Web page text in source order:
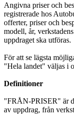
Angivna priser och
registrerade hos
offerter, priser och
modell, år,
uppdraget ska utföras.
För att se lägsta
"Hela landet" väljas i
Definitioner
"FRÅN-PRISER" är
av uppdrag, från